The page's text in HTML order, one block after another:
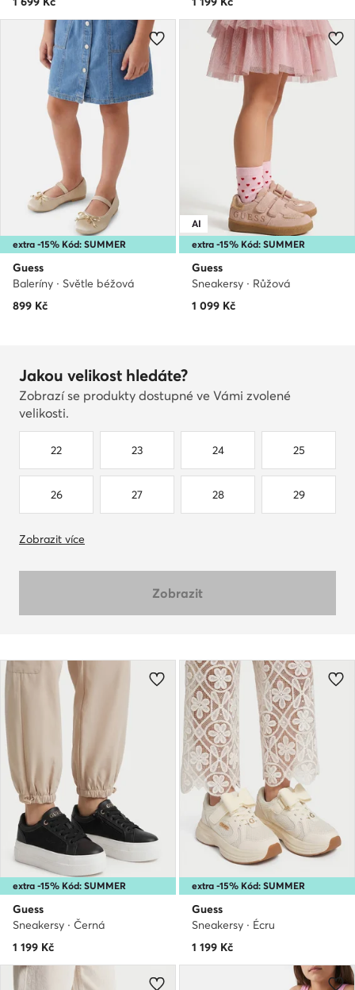
extra -15% Kód: SUMMER
Guess
Baleríny · Světle béžová
899 Kč
extra -15% Kód: SUMMER
AI
Guess
Sneakersy · Růžová
1 099 Kč
Jakou velikost hledáte?
Zobrazí se produkty dostupné ve Vámi zvolené
velikosti.
22 23 24 25
26 27 28 29
Zobrazit více
Zobrazit
extra -15% Kód: SUMMER
Guess
Sneakersy · Černá
1 199 Kč
extra -15% Kód: SUMMER
Guess
Sneakersy · Écru
1 199 Kč